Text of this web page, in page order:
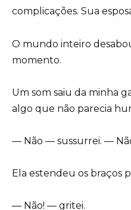
complicações. Sua
O mundo inteiro
momento.
Um som saiu da minha
algo que não parecia
— Não — sussurrei. —
Ela estendeu os braços
— Não! — gritei.